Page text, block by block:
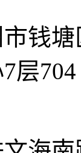
钱
层704